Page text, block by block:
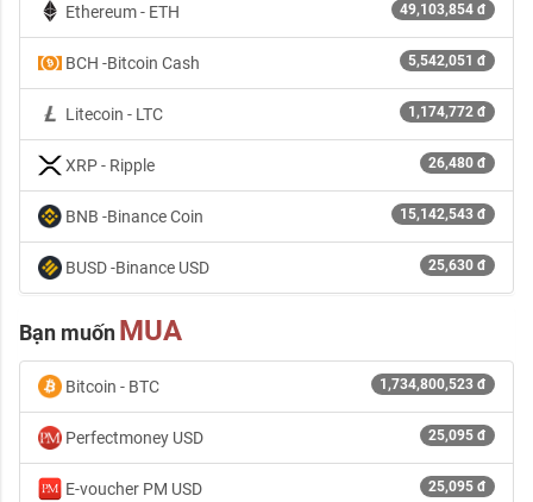
Ethereum - ETH 49,103,854 đ
BCH -Bitcoin Cash 5,542,051 đ
Litecoin - LTC 1,174,772 đ
XRP - Ripple 26,480 đ
BNB -Binance Coin 15,142,543 đ
BUSD -Binance USD 25,630 đ
Bạn muốnMUA
Bitcoin - BTC 1,734,800,523 đ
Perfectmoney USD 25,095 đ
E-voucher PM USD 25,095 đ